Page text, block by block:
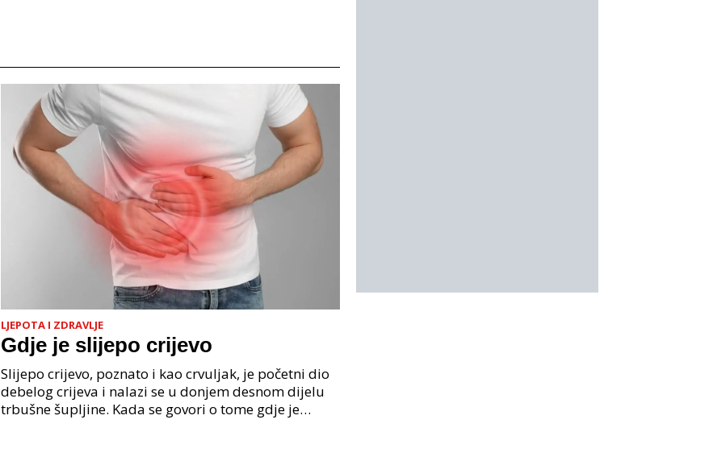
LJEPOTA I ZDRAVLJE
Gdje je slijepo crijevo
Slijepo crijevo, poznato i kao crvuljak, je početni dio
debelog crijeva i nalazi se u donjem desnom dijelu
trbušne šupljine. Kada se govori o tome gdje je